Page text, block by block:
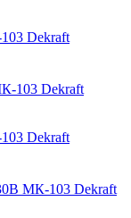
Dekraft
Dekraft